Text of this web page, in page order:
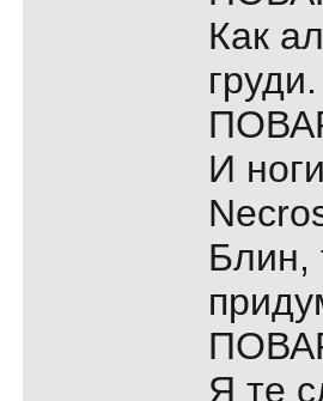
Как
И
Блин,
Я те